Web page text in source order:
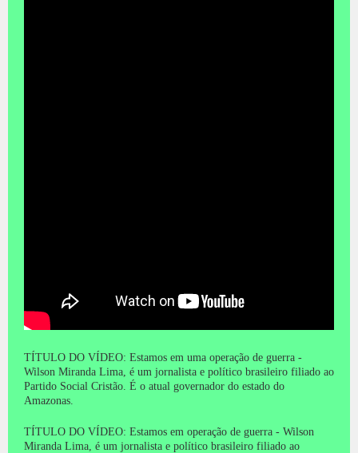
TÍTULO DO VÍDEO: Estamos em uma operação de guerra -
Wilson Miranda Lima, é um jornalista e político brasileiro filiado ao
Partido Social Cristão. É o atual governador do estado do
Amazonas.
TÍTULO DO VÍDEO: Estamos em operação de guerra - Wilson
Miranda Lima, é um jornalista e político brasileiro filiado ao